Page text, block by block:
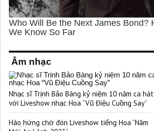
Âm nhạc
Nhạc sĩ Trịnh Bảo Bàng kỷ niệm 10 năm ca hát
với Liveshow nhạc Hoa “Vũ Điệu Cuồng Say”
Hào hứng chờ đón Liveshow tiếng Hoa “Năm